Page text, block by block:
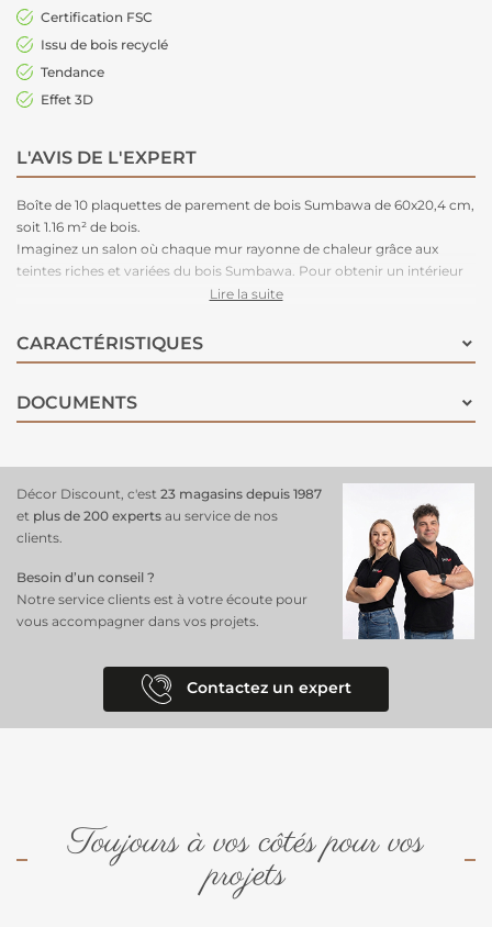
Certification FSC
Issu de bois recyclé
Tendance
Effet 3D
L'AVIS DE L'EXPERT
Boîte de 10 plaquettes de parement de bois Sumbawa de 60x20,4 cm,
soit 1.16 m² de bois.
Imaginez un salon où chaque mur rayonne de chaleur grâce aux
teintes riches et variées du bois Sumbawa. Pour obtenir un intérieur
où le charme naturel du bois crée un cocon réconfortant. Facile à
entre les pièces.
N'attendez plus pour apporter cette touche d'authenticité et de
chaleureux avec notre plaquette de parement en bois Sumbawa.
Lire la suite
CARACTÉRISTIQUES
DOCUMENTS
Décor Discount, c'est 23 magasins depuis 1987
et plus de 200 experts au service de nos
clients.
Besoin d’un conseil ?
Notre service clients est à votre écoute pour
vous accompagner dans vos projets.
Contactez un expert
Toujours à vos côtés pour vos
projets